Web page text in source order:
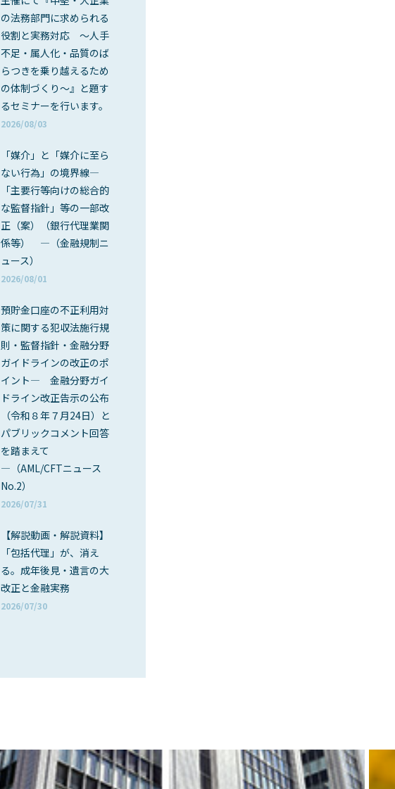
の法務部門に求められる
役割と実務対応 ～人手
不足・属人化・品質のば
らつきを乗り越えるため
の体制づくり～』と題す
るセミナーを行います。
2026/08/03
「媒介」と「媒介に至ら
ない行為」の境界線―
「主要行等向けの総合的
な監督指針」等の一部改
正（案）（銀行代理業関
係等） ―（金融規制ニ
ュース）
2026/08/01
預貯金口座の不正利用対
策に関する犯収法施行規
則・監督指針・金融分野
ガイドラインの改正のポ
イント― 金融分野ガイ
ドライン改正告示の公布
（令和８年７月24日）と
パブリックコメント回答
を踏まえて
―（AML/CFTニュース
No.2）
2026/07/31
【解説動画・解説資料】
「包括代理」が、消え
る。成年後見・遺言の大
改正と金融実務
2026/07/30